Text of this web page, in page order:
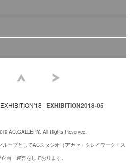
EXHIBITION'18 | EXHIBITION2018-05
AC,GALLERY. All Rights Reserved.
ープとしてACスタジオ（アカセ・クレイワーク・ス
画・運営をしております。